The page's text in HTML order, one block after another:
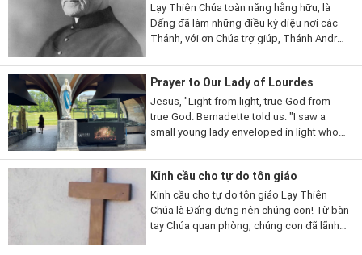
Lạy Thiên Chúa toàn năng hằng hữu, là
Đấng đã làm những điều kỳ diệu nơi các
Thánh, với ơn Chúa trợ giúp, Thánh André
sống nghèo khó và khiêm nhường, nên...
Prayer to Our Lady of Lourdes
Jesus, "Light from light, true God from
true God. Bernadette told us: "I saw a
small young lady enveloped in light who
your Immaculate Mother is the reflection
of your Light, You...
Kinh cầu cho tự do tôn giáo
Kinh cầu cho tự do tôn giáo Lạy Thiên
Chúa là Đấng dựng nên chúng con! Từ bàn
tay Chúa quan phòng, chúng con đã lãnh